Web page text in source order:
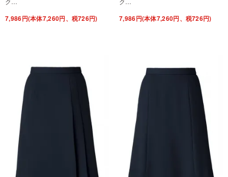
7,986円(本体7,260円、税726円) 7,986円(本体7,260円、税726円)